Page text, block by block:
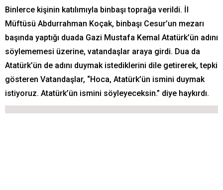
Binlerce kişinin katılımıyla binbaşı toprağa verildi. İl
Müftüsü Abdurrahman Koçak, binbaşı Cesur’un mezarı
başında yaptığı duada Gazi Mustafa Kemal Atatürk’ün adını
söylememesi üzerine, vatandaşlar araya girdi. Dua da
Atatürk’ün de adını duymak istediklerini dile getirerek, tepki
gösteren Vatandaşlar, “Hoca, Atatürk’ün ismini duymak
istiyoruz. Atatürk’ün ismini söyleyeceksin.” diye haykırdı.